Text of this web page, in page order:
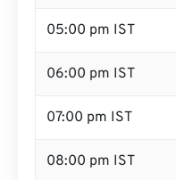
05:00 pm IST
06:00 pm IST
07:00 pm IST
08:00 pm IST